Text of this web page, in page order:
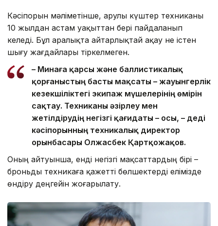
Кәсіпорын мәліметінше, Қарулы күштер техниканы
10 жылдан астам уақыттан бері пайдаланып
келеді. Бұл аралықта айтарлықтай ақау не істен
шығу жағдайлары тіркелмеген.
– Минаға қарсы және баллистикалық
қорғаныстың басты мақсаты – жауынгерлік
кезекшіліктегі экипаж мүшелерінің өмірін
сақтау. Техниканы әзірлеу мен
жетілдірудің негізгі қағидаты – осы, – деді
кәсіпорынның техникалық директор
орынбасары Олжасбек Қартқожақов.
Оның айтуынша, енді негізгі мақсаттардың бірі –
броньды техникаға қажетті бөлшектерді елімізде
өндіру деңгейін жоғарылату.